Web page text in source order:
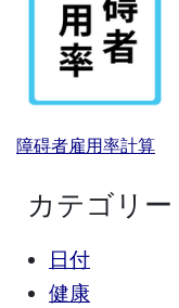
障碍者雇用率計算
カテゴリー
日付
健康